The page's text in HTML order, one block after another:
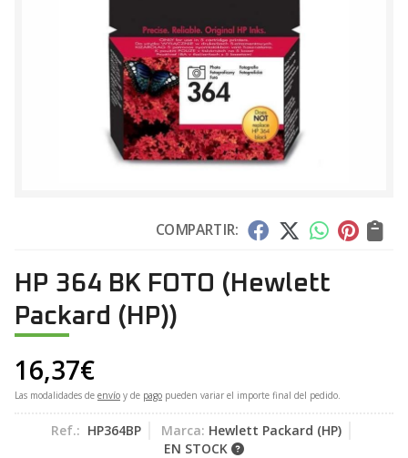
COMPARTIR:
HP 364 BK FOTO (Hewlett
Packard (HP))
16,37€
Las modalidades de envío y de pago pueden variar el importe final del pedido.
Ref.: HP364BP Marca: Hewlett Packard (HP)
EN STOCK